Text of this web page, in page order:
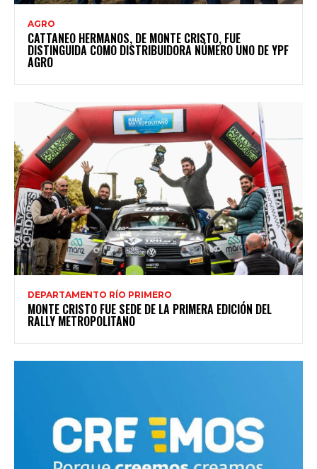
AGRO
CATTANEO HERMANOS, DE MONTE CRISTO, FUE
DISTINGUIDA COMO DISTRIBUIDORA NÚMERO UNO DE YPF
AGRO
DEPARTAMENTO RÍO PRIMERO
MONTE CRISTO FUE SEDE DE LA PRIMERA EDICIÓN DEL
RALLY METROPOLITANO